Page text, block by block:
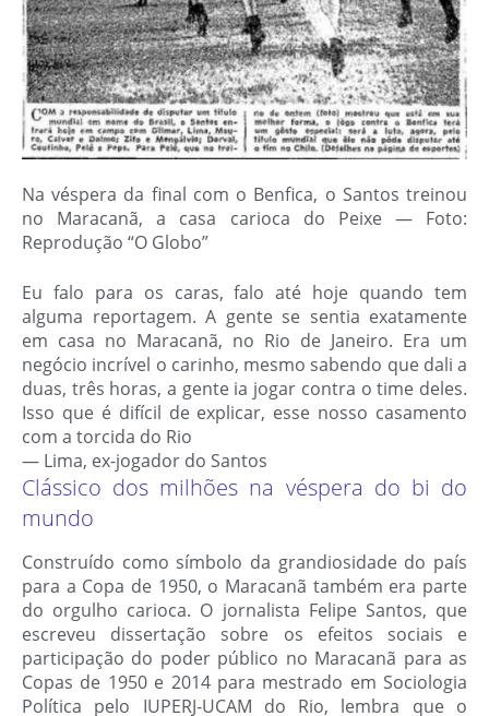
Na véspera da final com o Benfica, o Santos treinou
no Maracanã, a casa carioca do Peixe — Foto:
Reprodução “O Globo”
Eu falo para os caras, falo até hoje quando tem
alguma reportagem. A gente se sentia exatamente
em casa no Maracanã, no Rio de Janeiro. Era um
negócio incrível o carinho, mesmo sabendo que dali a
duas, três horas, a gente ia jogar contra o time deles.
Isso que é difícil de explicar, esse nosso casamento
com a torcida do Rio
— Lima, ex-jogador do Santos
Clássico dos milhões na véspera do bi do
mundo
Construído como símbolo da grandiosidade do país
para a Copa de 1950, o Maracanã também era parte
do orgulho carioca. O jornalista Felipe Santos, que
escreveu dissertação sobre os efeitos sociais e
participação do poder público no Maracanã para as
Copas de 1950 e 2014 para mestrado em Sociologia
Política pelo IUPERJ-UCAM do Rio, lembra que o